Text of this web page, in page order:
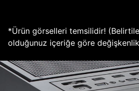
*Ürün görselleri temsilidir!
olduğunuz içeriğe göre